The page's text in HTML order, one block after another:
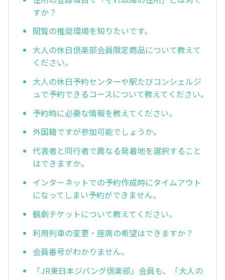
すか？
閲覧の推奨環境を知りたいです。
大人の休日倶楽部会員限定商品について教えて
ください。
大人の休日予約センターや駅たびコンシェルジ
ュで予約できるコースについて教えてください。
予約時に必要な情報を教えてください。
外国籍ですが参加可能でしょうか。
代表者と同行者で異なる発着地を選択すること
はできますか。
インターネットでの予約作成時にタイムアウト
になってしまい予約ができません。
観劇チケットについて教えてください。
利用列車の変更・座席の希望はできますか？
会員番号がわかりません。
「JR東日本ジパング倶楽部」会員も、「大人の